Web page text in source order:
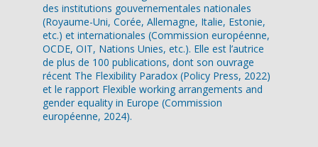
des institutions gouvernementales nationales
(Royaume-Uni, Corée, Allemagne, Italie, Estonie,
etc.) et internationales (Commission européenne,
OCDE, OIT, Nations Unies, etc.). Elle est l’autrice
de plus de 100 publications, dont son ouvrage
récent The Flexibility Paradox (Policy Press, 2022)
et le rapport Flexible working arrangements and
gender equality in Europe (Commission
européenne, 2024).